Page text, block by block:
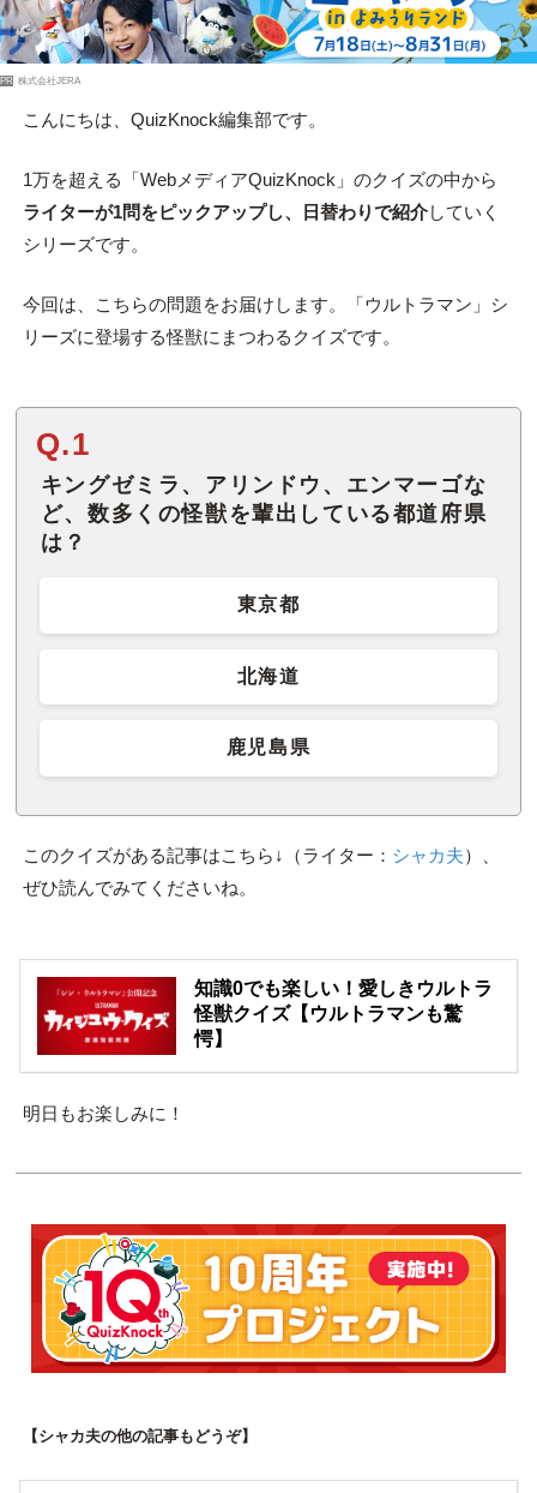
PR 株式会社JERA
こんにちは、QuizKnock編集部です。
1万を超える「WebメディアQuizKnock」のクイズの中から
ライターが1問をピックアップし、日替わりで紹介していく
シリーズです。
今回は、こちらの問題をお届けします。「ウルトラマン」シ
リーズに登場する怪獣にまつわるクイズです。
Q.1
キングゼミラ、アリンドウ、エンマーゴな
ど、数多くの怪獣を輩出している都道府県
は？
東京都
北海道
鹿児島県
このクイズがある記事はこちら↓（ライター： シャカ夫）、
ぜひ読んでみてくださいね。
知識0でも楽しい！愛しきウルトラ
怪獣クイズ【ウルトラマンも驚
愕】
明日もお楽しみに！
【シャカ夫の他の記事もどうぞ】